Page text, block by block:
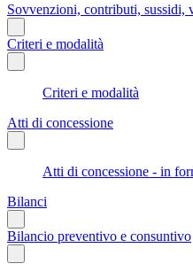
Sovvenzioni, contributi, sussidi,
Criteri e modalità
Criteri e modalità
Atti di concessione
Atti di concessione - in
Bilanci
Bilancio preventivo e consuntivo